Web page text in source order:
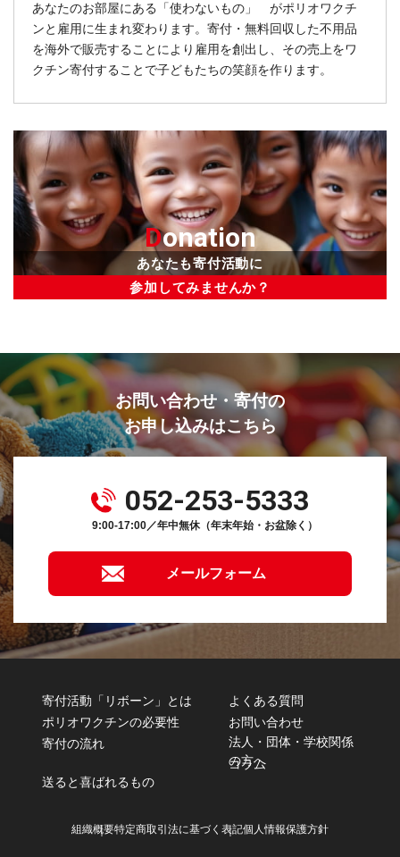
あなたのお部屋にある「使わないもの」 がポリオワクチ
ンと雇用に生まれ変わります。寄付・無料回収した不用品
を海外で販売することにより雇用を創出し、その売上をワ
クチン寄付することで子どもたちの笑顔を作ります。
Donation
あなたも寄付活動に
参加してみませんか？
お問い合わせ・寄付の
お申し込みはこちら
052-253-5333
9:00-17:00／年中無休（年末年始・お盆除く）
メールフォーム
寄付活動「リボーン」とは
よくある質問
ポリオワクチンの必要性
お問い合わせ
寄付の流れ
法人・団体・学校関係
の方へ
送ると喜ばれるもの
コラム
組織概要特定商取引法に基づく表記個人情報保護方針